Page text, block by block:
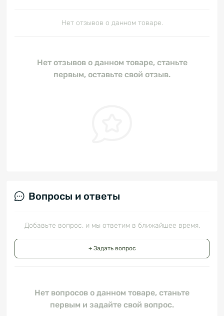
Нет отзывов о данном товаре.
Нет отзывов о данном товаре, станьте
первым, оставьте свой отзыв.
Вопросы и ответы
Добавьте вопрос, и мы ответим в ближайшее время.
+ Задать вопрос
Нет вопросов о данном товаре, станьте
первым и задайте свой вопрос.